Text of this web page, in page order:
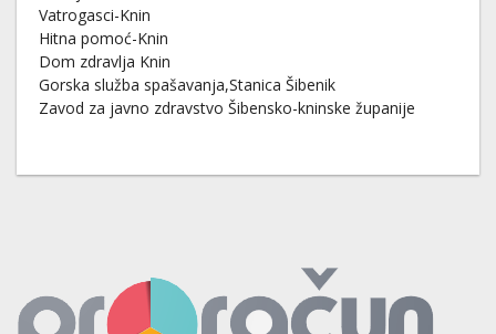
Vatrogasci-Knin
Hitna pomoć-Knin
Dom zdravlja Knin
Gorska služba spašavanja,Stanica Šibenik
Zavod za javno zdravstvo Šibensko-kninske županije